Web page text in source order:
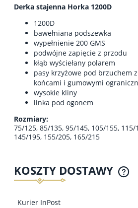
Derka stajenna Horka 1200D
1200D
bawełniana podszewka
wypełnienie 200 GMS
podwójne zapięcie z przodu
kłąb wyściełany polarem
pasy krzyżowe pod brzuchem
końcami i gumowymi
wysokie kliny
linka pod ogonem
Rozmiary:
75/125, 85/135, 95/145, 105/155,
145/195, 155/205, 165/215
KOSZTY DOSTAWY
CENA NIE ZAWIERA
PŁATNOŚCI
Kurier InPost